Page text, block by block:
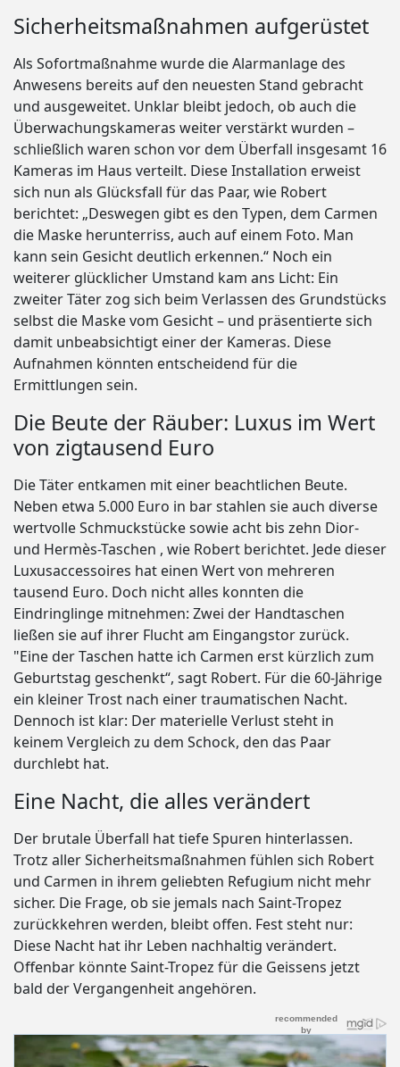
Sicherheitsmaßnahmen aufgerüstet
Als Sofortmaßnahme wurde die Alarmanlage des
Anwesens bereits auf den neuesten Stand gebracht
und ausgeweitet. Unklar bleibt jedoch, ob auch die
Überwachungskameras weiter verstärkt wurden –
schließlich waren schon vor dem Überfall insgesamt 16
Kameras im Haus verteilt. Diese Installation erweist
sich nun als Glücksfall für das Paar, wie Robert
berichtet: „Deswegen gibt es den Typen, dem Carmen
die Maske herunterriss, auch auf einem Foto. Man
kann sein Gesicht deutlich erkennen.“ Noch ein
weiterer glücklicher Umstand kam ans Licht: Ein
zweiter Täter zog sich beim Verlassen des Grundstücks
selbst die Maske vom Gesicht – und präsentierte sich
damit unbeabsichtigt einer der Kameras. Diese
Aufnahmen könnten entscheidend für die
Ermittlungen sein.
Die Beute der Räuber: Luxus im Wert
von zigtausend Euro
Die Täter entkamen mit einer beachtlichen Beute.
Neben etwa 5.000 Euro in bar stahlen sie auch diverse
wertvolle Schmuckstücke sowie acht bis zehn Dior-
und Hermès-Taschen , wie Robert berichtet. Jede dieser
Luxusaccessoires hat einen Wert von mehreren
tausend Euro. Doch nicht alles konnten die
Eindringlinge mitnehmen: Zwei der Handtaschen
ließen sie auf ihrer Flucht am Eingangstor zurück.
"Eine der Taschen hatte ich Carmen erst kürzlich zum
Geburtstag geschenkt“, sagt Robert. Für die 60-Jährige
ein kleiner Trost nach einer traumatischen Nacht.
Dennoch ist klar: Der materielle Verlust steht in
keinem Vergleich zu dem Schock, den das Paar
durchlebt hat.
Eine Nacht, die alles verändert
Der brutale Überfall hat tiefe Spuren hinterlassen.
Trotz aller Sicherheitsmaßnahmen fühlen sich Robert
und Carmen in ihrem geliebten Refugium nicht mehr
sicher. Die Frage, ob sie jemals nach Saint-Tropez
zurückkehren werden, bleibt offen. Fest steht nur:
Diese Nacht hat ihr Leben nachhaltig verändert.
Offenbar könnte Saint-Tropez für die Geissens jetzt
bald der Vergangenheit angehören.